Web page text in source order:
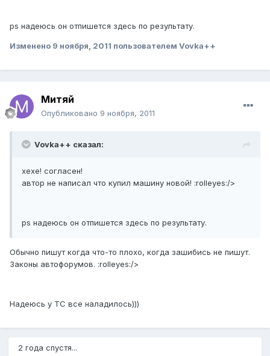
ps надеюсь он отпишется здесь по результату.
Изменено 9 ноября, 2011 пользователем Vovka++
Митяй
Опубликовано 9 ноября, 2011
Vovka++ сказал:
хехе! согласен!
автор не написал что купил машину новой! :rolleyes:/>
ps надеюсь он отпишется здесь по результату.
Обычно пишут когда что-то плохо, когда зашибись не пишут.
Законы автофорумов. :rolleyes:/>
Надеюсь у ТС все наладилось)))
2 года спустя...